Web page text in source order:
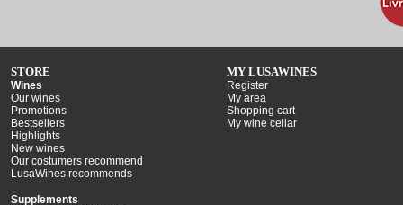
STORE
Wines
Our wines
Promotions
Bestsellers
Highlights
New wines
Our costumers recommend
LusaWines recommends
Supplements
MY LUSAWINES
Register
My area
Shopping cart
My wine cellar